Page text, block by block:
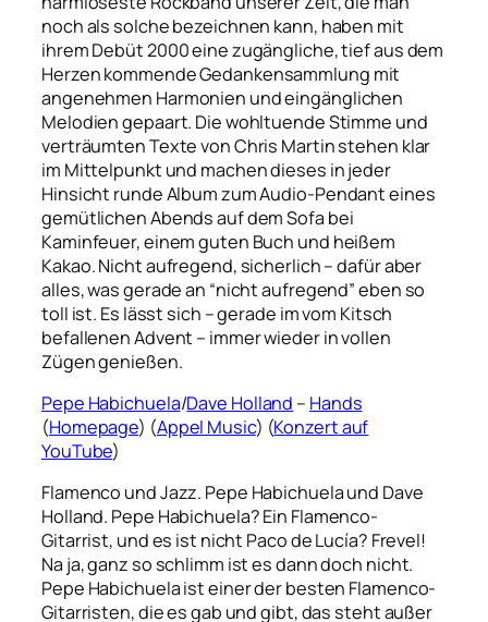
noch als solche bezeichnen kann, haben mit
ihrem Debüt 2000 eine zugängliche, tief aus dem
Herzen kommende Gedankensammlung mit
angenehmen Harmonien und eingänglichen
Melodien gepaart. Die wohltuende Stimme und
verträumten Texte von Chris Martin stehen klar
im Mittelpunkt und machen dieses in jeder
Hinsicht runde Album zum Audio-Pendant eines
gemütlichen Abends auf dem Sofa bei
Kaminfeuer, einem guten Buch und heißem
Kakao. Nicht aufregend, sicherlich – dafür aber
alles, was gerade an “nicht aufregend” eben so
toll ist. Es lässt sich – gerade im vom Kitsch
befallenen Advent – immer wieder in vollen
Zügen genießen.
Pepe Habichuela/Dave Holland – Hands
(Homepage) (Appel Music) (Konzert auf
YouTube)
Flamenco und Jazz. Pepe Habichuela und Dave
Holland. Pepe Habichuela? Ein Flamenco-
Gitarrist, und es ist nicht Paco de Lucía? Frevel!
Na ja, ganz so schlimm ist es dann doch nicht.
Pepe Habichuela ist einer der besten Flamenco-
Gitarristen, die es gab und gibt, das steht außer